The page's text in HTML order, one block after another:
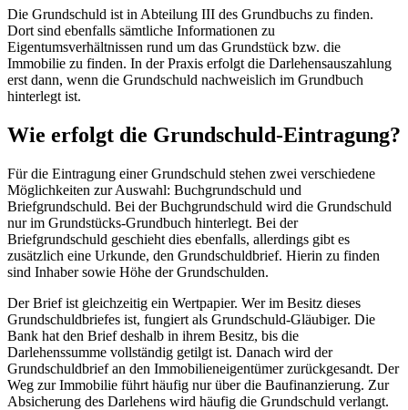
Die Grundschuld ist in Abteilung III des Grundbuchs zu finden.
Dort sind ebenfalls sämtliche Informationen zu
Eigentumsverhältnissen rund um das Grundstück bzw. die
Immobilie zu finden. In der Praxis erfolgt die Darlehensauszahlung
erst dann, wenn die Grundschuld nachweislich im Grundbuch
hinterlegt ist.
Wie erfolgt die Grundschuld-Eintragung?
Für die Eintragung einer Grundschuld stehen zwei verschiedene
Möglichkeiten zur Auswahl: Buchgrundschuld und
Briefgrundschuld. Bei der Buchgrundschuld wird die Grundschuld
nur im Grundstücks-Grundbuch hinterlegt. Bei der
Briefgrundschuld geschieht dies ebenfalls, allerdings gibt es
zusätzlich eine Urkunde, den Grundschuldbrief. Hierin zu finden
sind Inhaber sowie Höhe der Grundschulden.
Der Brief ist gleichzeitig ein Wertpapier. Wer im Besitz dieses
Grundschuldbriefes ist, fungiert als Grundschuld-Gläubiger. Die
Bank hat den Brief deshalb in ihrem Besitz, bis die
Darlehenssumme vollständig getilgt ist. Danach wird der
Grundschuldbrief an den Immobilieneigentümer zurückgesandt. Der
Weg zur Immobilie führt häufig nur über die Baufinanzierung. Zur
Absicherung des Darlehens wird häufig die Grundschuld verlangt.